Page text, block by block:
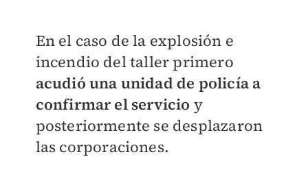
En el caso de la explosión e
incendio del taller primero
acudió una unidad de policía a
confirmar el servicio y
posteriormente se desplazaron
las corporaciones.